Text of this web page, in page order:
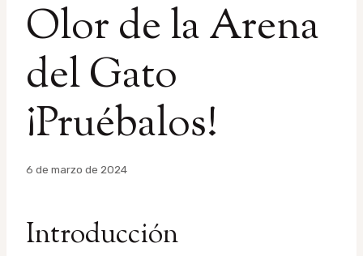
Olor de la Arena
del Gato
¡Pruébalos!
Por
6 de marzo de 2024
Introducción